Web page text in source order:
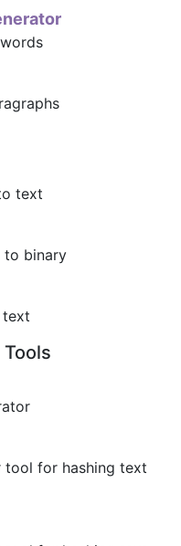
text
binary
tool for hashing text